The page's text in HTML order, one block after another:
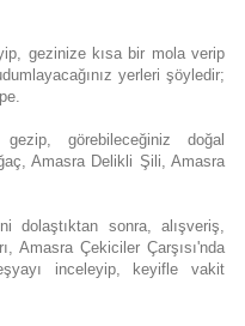
gezinize kısa bir mola verip
yerleri şöyledir;
görebileceğiniz doğal
Amasra Delikli Şili, Amasra
dolaştıktan sonra, alışveriş,
Amasra Çekiciler Çarşısı'nda
inceleyip, keyifle vakit